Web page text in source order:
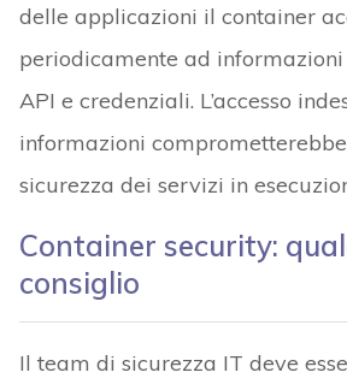
delle applicazioni il container
periodicamente ad informazioni
API e credenziali. L’accesso
informazioni comprometterebbe
sicurezza dei servizi in
Container security:
consiglio
Il team di sicurezza IT deve